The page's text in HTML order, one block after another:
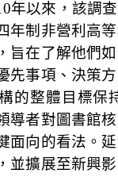
年以來，該調
年制非營利高
旨在了解他們
先事項、決策
的整體目標保
導者對圖書館
面向的看法。
並擴展至新興